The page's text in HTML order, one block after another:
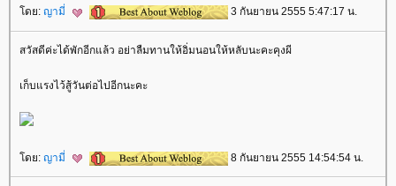
ดย: ญามี่ 3 กันยายน 2555 5:47:17 น.
สวัสดีค่ะได้พักอีกแล้ว อย่าลืมทานให้อิ่มนอนให้หลับนะคะคุงผี
เก็บแรงไว้สู้วันต่อไปอีกนะคะ
ดย: ญามี่ 8 กันยายน 2555 14:54:54 น.